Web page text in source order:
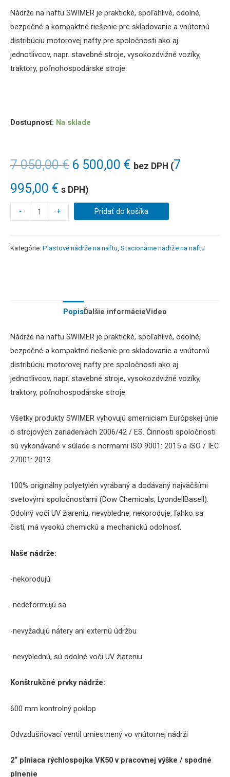
7 050,00€ 6 500,00 € bez DPH (7
995,00 € s DPH)
Nádrže na naftu SWIMER je praktické, spoľahlivé, odolné,
bezpečné a kompaktné riešenie pre skladovanie a vnútornú
distribúciu motorovej nafty pre spoločnosti ako aj
jednotlivcov, napr. stavebné stroje, vysokozdvižné vozíky,
traktory, poľnohospodárske stroje.
Dostupnosť: Na sklade
- + Pridať do košíka
Kategórie: Plastové nádrže na naftu Stacionárne nádrže na naftu
PopisĎalšie informácieVideo
Nádrže na naftu SWIMER je praktické, spoľahlivé, odolné,
bezpečné a kompaktné riešenie pre skladovanie a vnútornú
distribúciu motorovej nafty pre spoločnosti ako aj
jednotlivcov, napr. stavebné stroje, vysokozdvižné vozíky,
traktory, poľnohospodárske stroje
Všetky produkty SWIMER vyhovujú smerniciam Európskej únie
o strojových zariadeniach 2006/42 / ES. Činnosti spoločnosti
sú vykonávané v súlade s normami ISO 9001: 2015 a ISO / IEC
27001: 2013.
100% originálny polyetylén vyrábaný a dodávaný najväčšími
svetovými spoločnosťami (Dow Chemicals, LyondellBasell).
Odolný voči UV žiareniu, nevybledne, nekoroduje, ľahko sa
čistí, má vysokú chemickú a mechanickú odolnosť.
Naše nádrže:
-nekorodujú
-nedeformujú sa
-nevyžadujú nátery ani externú údržbu
-nevyblednú, sú odolné voči UV žiareniu
Konštrukčné prvky nádrže:
600 mm kontrolný poklop
Odvzdušňovací ventil umiestnený vo vnútornej nádrži
2“ plniaca rýchlospojka VK50 v pracovnej výške / spodné
plnenie